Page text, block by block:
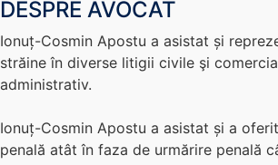
DESPRE AVOCAT
Ionuț-Cosmin Apostu a asistat și
străine în diverse litigii civile şi
administrativ.
Ionuț-Cosmin Apostu a asistat și a
penală atât în faza de urmărire penală